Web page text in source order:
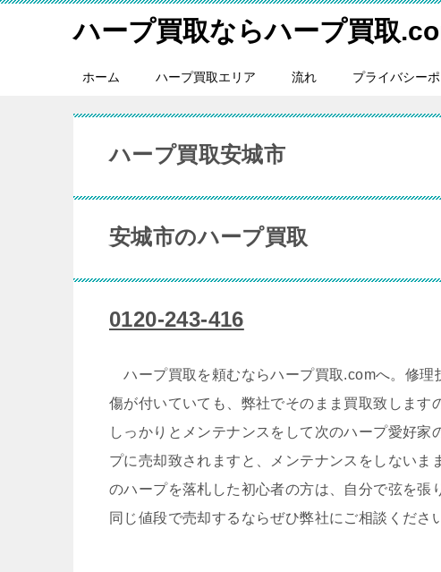
ハープ買取ならハープ買取
ホーム ハープ買取エリア 流れ プライバシー
ハープ買取安城市
安城市のハープ買取
0120-243-416
ハープ買取を頼むならハープ買取.comへ。修理
傷が付いていても、弊社でそのまま買取致します
しっかりとメンテナンスをして次のハープ愛好
プに売却致されますと、メンテナンスをしない
のハープを落札した初心者の方は、自分で弦を張
同じ値段で売却するならぜひ弊社にご相談くださ